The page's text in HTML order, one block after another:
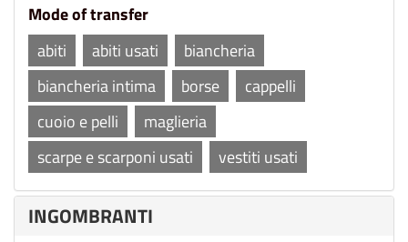
Mode of transfer
abiti
abiti usati
biancheria
biancheria intima
borse
cappelli
cuoio e pelli
maglieria
scarpe e scarponi usati
vestiti usati
INGOMBRANTI